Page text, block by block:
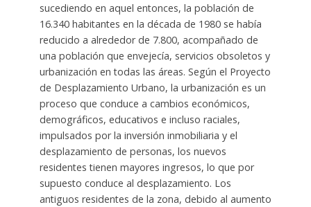
sucediendo en aquel entonces, la población de
16.340 habitantes en la década de 1980 se había
reducido a alrededor de 7.800, acompañado de
una población que envejecía, servicios obsoletos y
urbanización en todas las áreas. Según el Proyecto
de Desplazamiento Urbano, la urbanización es un
proceso que conduce a cambios económicos,
demográficos, educativos e incluso raciales,
impulsados ​​por la inversión inmobiliaria y el
desplazamiento de personas, los nuevos
residentes tienen mayores ingresos, lo que por
supuesto conduce al desplazamiento. Los
antiguos residentes de la zona, debido al aumento